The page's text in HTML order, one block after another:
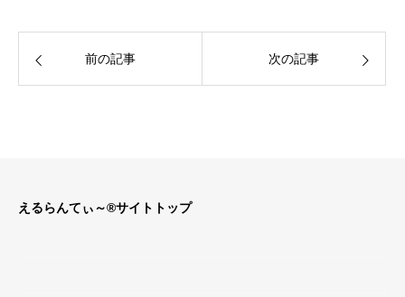
前の記事 次の記事
えるらんてぃ～®サイトトップ